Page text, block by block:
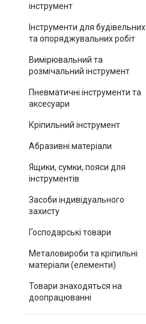
інструмент
Інструменти для будівельних
та опоряджувальних робіт
Вимірювальний та
розмічальний інструмент
Пневматичні інструменти та
аксесуари
Кріпильний інструмент
Абразивні матеріали
Ящики, сумки, пояси для
інструментів
Засоби індивідуального
захисту
Господарські товари
Металовироби та кріпильні
матеріали (елементи)
Товари знаходяться на
доопрацюванні